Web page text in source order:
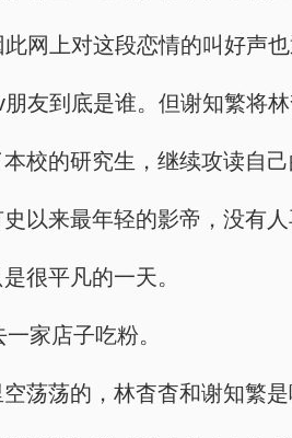
网上对这段恋情的叫好声也
友到底是谁。但谢知繁将
校的研究生，继续攻读自己
以来最年轻的影帝，没有
很平凡的一天。
家店子吃粉。
荡荡的，林杳杳和谢知繁是